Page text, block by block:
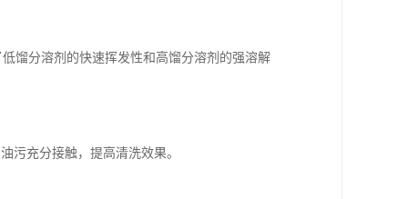
馏分溶剂的快速挥发性和高馏分溶剂的强溶解
污充分接触，提高清洗效果。